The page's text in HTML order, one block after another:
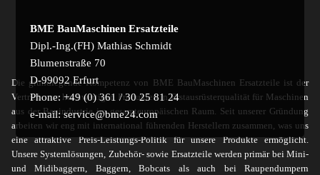
BME BauMaschinen Ersatzteile
Dipl.-Ing.(FH) Mathias Schmidt
Blumenstraße 70
D-99092 Erfurt
Phone: +49 (0) 361 / 30 25 81 24
e-mail: service@bme24.com
Die grundlegende Kompetenz von BME BauMaschinen Ersatzteile ist der
Vertrieb von hochwertigen Produkten in Erstausrüsterqualität für Maschinen
aus der Bauindustrie im gesamteuropäischen Raum. Seit unserer Gründung
arbeiten wir eng mit international führenden Herstellern zusammen, was uns
eine attraktive Preis-Leistungs-Politik für unsere Produkte ermöglicht.
Unsere Systemlösungen, Zubehör- sowie Ersatzteile werden primär bei Mini-
und Midibaggern, Baggern, Bobcats als auch bei Raupendumpern